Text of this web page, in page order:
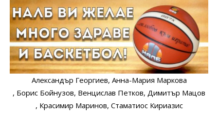
Александър Георгиев, Анна-Мария Маркова
, Борис Бойнузов, Венцислав Петков, Димитър Мацов
, Красимир Маринов, Стаматиос Кириазис